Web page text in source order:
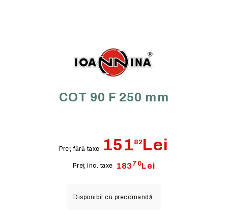
COT 90 F 250 mm
Preţ fără taxe 151 82 Lei
Preţ inc. taxe 183 70Lei
Disponibil cu precomandă.